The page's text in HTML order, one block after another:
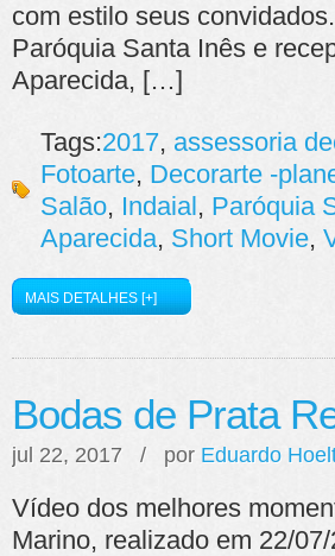
com estilo seus
Paróquia Santa Inês e
Aparecida, […]
Tags:2017, assessoria
Fotoarte, Decorarte -
Salão, Indaial, Paróquia
Aparecida, Short Movie,
MAIS DETALHES [+]
Bodas de Prata
jul 22, 2017 / por Eduardo
Vídeo dos melhores
Marino, realizado em 22/